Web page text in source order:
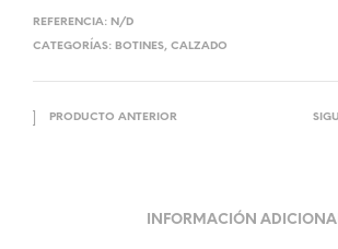
REFERENCIA: N/D
CATEGORÍAS: BOTINES, CALZADO
PRODUCTO ANTERIOR
INFORMACIÓN